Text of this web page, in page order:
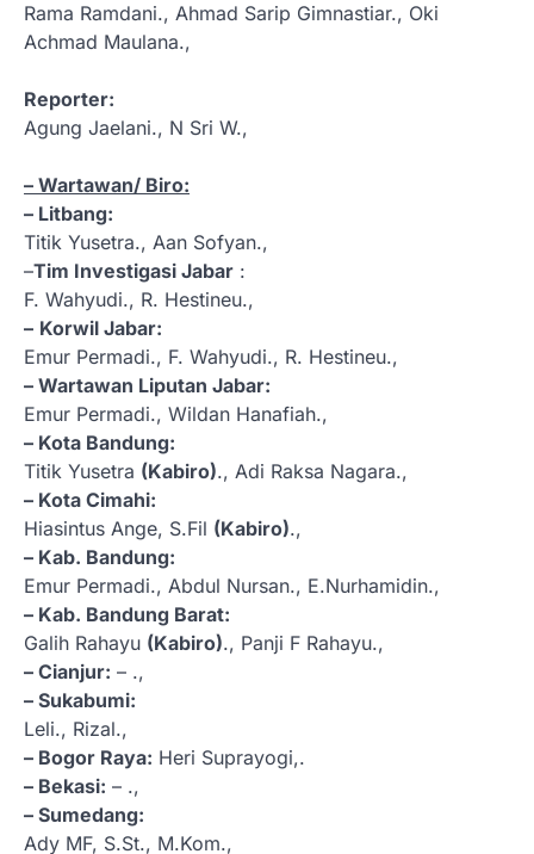
Rama Ramdani., Ahmad Sarip Gimnastiar., Oki
Achmad Maulana.,
Reporter:
Agung Jaelani., N Sri W.,
– Wartawan/ Biro:
– Litbang:
Titik Yusetra., Aan Sofyan.,
–Tim Investigasi Jabar :
F. Wahyudi., R. Hestineu.,
– Korwil Jabar:
Emur Permadi., F. Wahyudi., R. Hestineu.,
– Wartawan Liputan Jabar:
Emur Permadi., Wildan Hanafiah.,
– Kota Bandung:
Titik Yusetra (Kabiro)., Adi Raksa Nagara.,
– Kota Cimahi:
Hiasintus Ange, S.Fil (Kabiro).,
– Kab. Bandung:
Emur Permadi., Abdul Nursan., E.Nurhamidin.,
– Kab. Bandung Barat:
Galih Rahayu (Kabiro)., Panji F Rahayu.,
– Cianjur: – .,
– Sukabumi:
Leli., Rizal.,
– Bogor Raya: Heri Suprayogi,.
– Bekasi: – .,
– Sumedang:
Ady MF, S.St., M.Kom.,